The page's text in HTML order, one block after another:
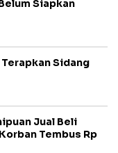
Siapkan
Terapkan Sidang
Jual Beli
Tembus Rp